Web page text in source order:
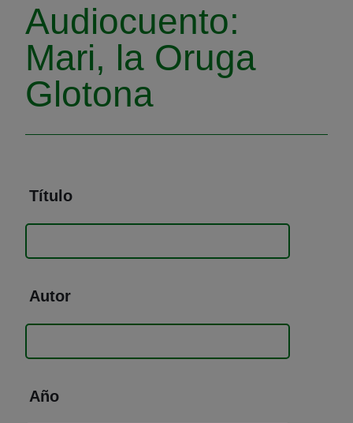
Audiocuento:
Mari, la Oruga
Glotona
Título
Autor
Año